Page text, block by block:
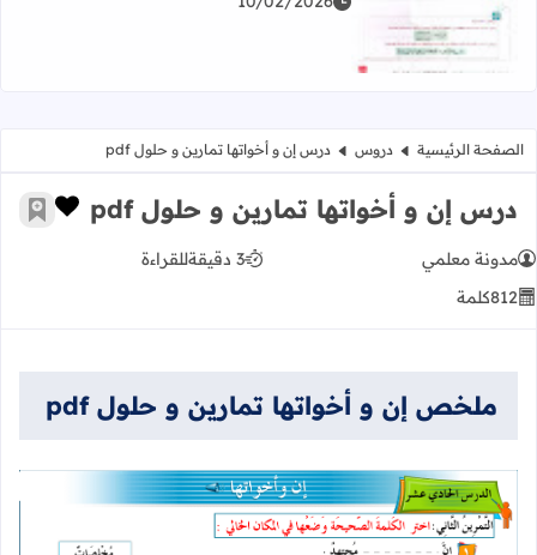
الصفحة الرئيسية دروس درس إن و أخواتها تمارين و حلول pdf
درس إن و أخواتها تمارين و حلول pdf زر
أضف
مدونة معلمي 3 دقيقة
للقراءة
812كلمة
ملخص إن و أخواتها تمارين و حلول pdf